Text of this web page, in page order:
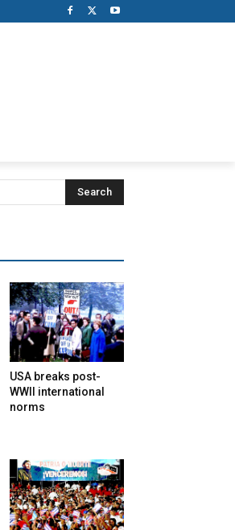
Search
USA breaks post-
WWII international
norms